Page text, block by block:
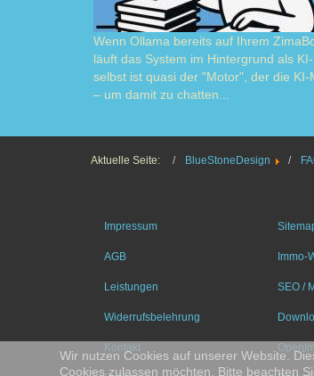
Wenn Ollama bereits auf Ihrem
läuft das System im Hintergrund als
selbst ist quasi der "Motor", der die
– um damit zu chatten...
Aktuelle Seite: BlueStoneDesign
Impressum
AGB
Leistungen
Widerrufsbelehrung
Kontakt
Immo-
SEO /
Wir nutzen Cookies auf unserer Website.
Cookies zulassen möchten. Bitte beachten